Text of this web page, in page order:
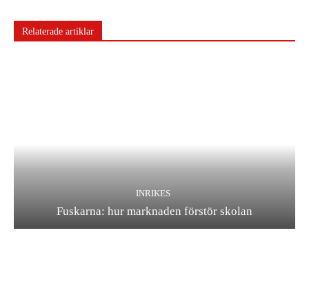
Relaterade artiklar
INRIKES
Fuskarna: hur marknaden förstör skolan